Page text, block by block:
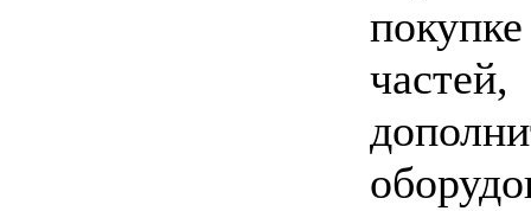
частей,